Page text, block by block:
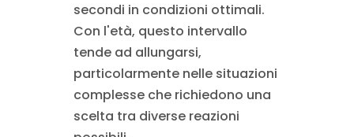
secondi in condizioni ottimali.
Con l'età, questo intervallo
tende ad allungarsi,
particolarmente nelle situazioni
complesse che richiedono una
scelta tra diverse reazioni